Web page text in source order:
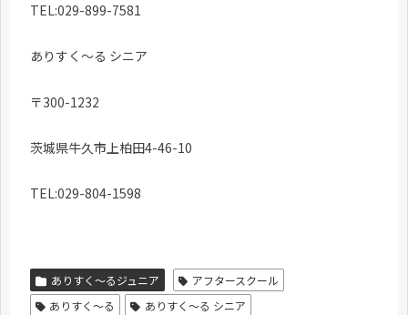
TEL:029-899-7581
ありすく～る シニア
〒300-1232
茨城県牛久市上柏田4-46-10
TEL:029-804-1598
ありすく～るジュニア
アフタースクール
ありすく〜る
ありすく〜る シニア